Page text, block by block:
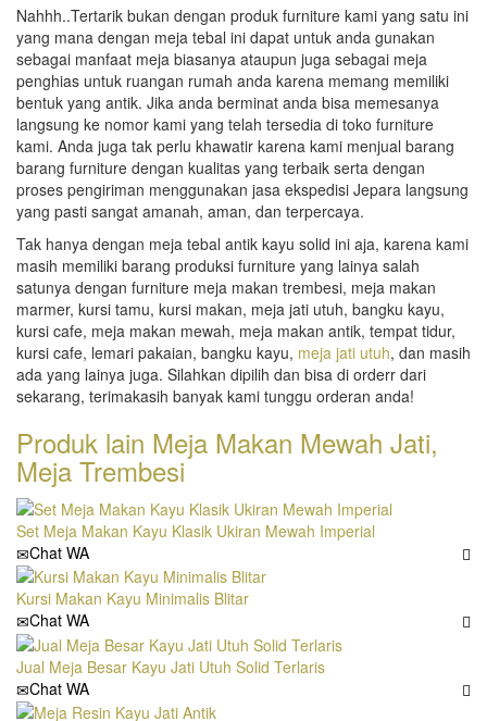
Nahhh..Tertarik bukan dengan produk furniture kami yang satu ini
yang mana dengan meja tebal ini dapat untuk anda gunakan
sebagai manfaat meja biasanya ataupun juga sebagai meja
penghias untuk ruangan rumah anda karena memang memiliki
bentuk yang antik. Jika anda berminat anda bisa memesanya
langsung ke nomor kami yang telah tersedia di toko furniture
kami. Anda juga tak perlu khawatir karena kami menjual barang
barang furniture dengan kualitas yang terbaik serta dengan
proses pengiriman menggunakan jasa ekspedisi Jepara langsung
yang pasti sangat amanah, aman, dan terpercaya.
Tak hanya dengan meja tebal antik kayu solid ini aja, karena kami
masih memiliki barang produksi furniture yang lainya salah
satunya dengan furniture meja makan trembesi, meja makan
marmer, kursi tamu, kursi makan, meja jati utuh, bangku kayu,
kursi cafe, meja makan mewah, meja makan antik, tempat tidur,
kursi cafe, lemari pakaian, bangku kayu, meja jati utuh, dan masih
ada yang lainya juga. Silahkan dipilih dan bisa di orderr dari
sekarang, terimakasih banyak kami tunggu orderan anda!
Produk lain Meja Makan Mewah Jati,
Meja Trembesi
Set Meja Makan Kayu Klasik Ukiran Mewah Imperial
Chat WA
Kursi Makan Kayu Minimalis Blitar
Chat WA
Jual Meja Besar Kayu Jati Utuh Solid Terlaris
Chat WA